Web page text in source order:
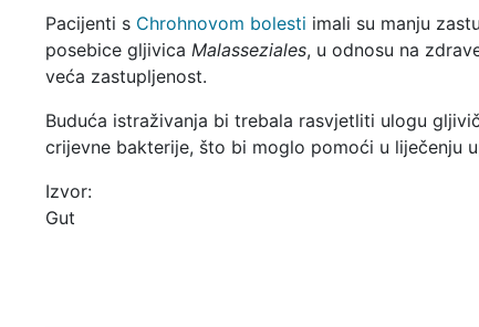
Pacijenti s Chrohnovom bolesti imali su manju
posebice gljivica Malasseziales, u odnosu na
veća zastupljenost.
Buduća istraživanja bi trebala rasvjetliti ulogu
crijevne bakterije, što bi moglo pomoći u liječenju
Izvor:
Gut